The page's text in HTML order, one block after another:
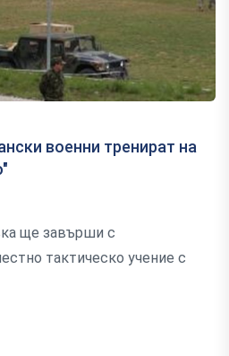
военни трeнират на
ще завърши с
тактическо учение с